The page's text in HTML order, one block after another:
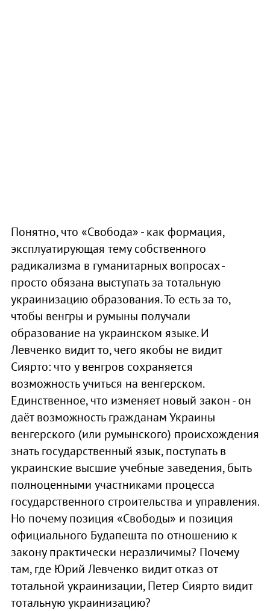
Понятно, что «Свобода» - как формация,
эксплуатирующая тему собственного
радикализма в гуманитарных вопросах -
просто обязана выступать за тотальную
украинизацию образования. То есть за то,
чтобы венгры и румыны получали
образование на украинском языке. И
Левченко видит то, чего якобы не видит
Сиярто: что у венгров сохраняется
возможность учиться на венгерском.
Единственное, что изменяет новый закон - он
даёт возможность гражданам Украины
венгерского (или румынского) происхождения
знать государственный язык, поступать в
украинские высшие учебные заведения, быть
полноценными участниками процесса
государственного строительства и управления.
Но почему позиция «Свободы» и позиция
официального Будапешта по отношению к
закону практически неразличимы? Почему
там, где Юрий Левченко видит отказ от
тотальной украинизации, Петер Сиярто видит
тотальную украинизацию?